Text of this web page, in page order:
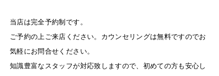
当店は完全予約制です。
ご予約の上ご来店ください。カウンセリングは無料ですのでお
気軽にお問合せください。
知識豊富なスタッフが対応致しますので、初めての方も安心し